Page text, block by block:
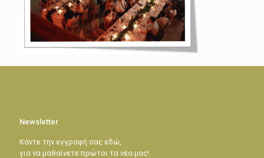
Newsletter
Κάντε την εγγραφή σας εδώ,
για να μαθαίνετε πρώτοι τα νέα μας!